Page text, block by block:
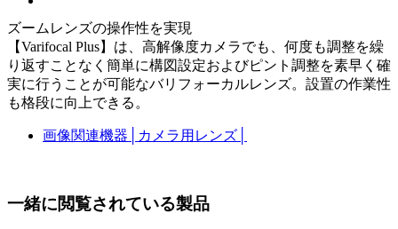
ズームレンズの操作性を実現
【Varifocal Plus】は、高解像度カメラでも、何度も調整を繰
り返すことなく簡単に構図設定およびピント調整を素早く確
実に行うことが可能なバリフォーカルレンズ。設置の作業性
も格段に向上できる。
画像関連機器 カメラ用レンズ
一緒に閲覧されている製品